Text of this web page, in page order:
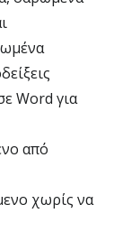
Word για
από
χωρίς να